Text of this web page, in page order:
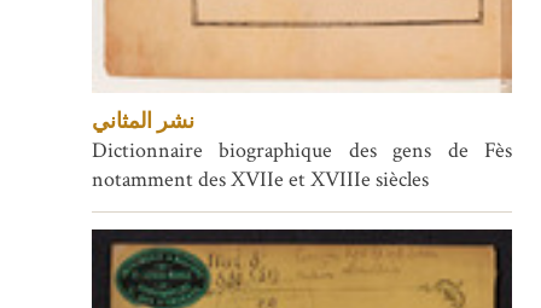
نشر المثاني
Dictionnaire biographique des gens de Fès
notamment des XVIIe et XVIIIe siècles